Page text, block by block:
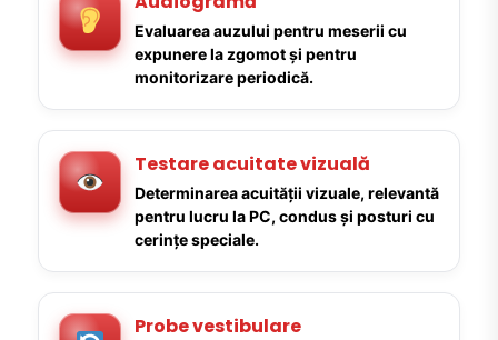
Evaluarea auzului pentru meserii cu
expunere la zgomot și pentru
monitorizare periodică.
Testare acuitate vizuală
Determinarea acuității vizuale, relevantă
pentru lucru la PC, condus și posturi cu
cerințe speciale.
Probe vestibulare